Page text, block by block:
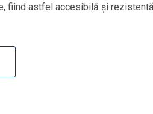
fiind astfel accesibilă și